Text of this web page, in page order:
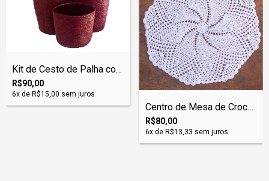
Kit de Cesto de Palha com 3 Peças
R$90,00
6x de R$15,00 sem juros
Centro de Mesa de Crochê
R$80,00
6x de R$13,33 sem juros